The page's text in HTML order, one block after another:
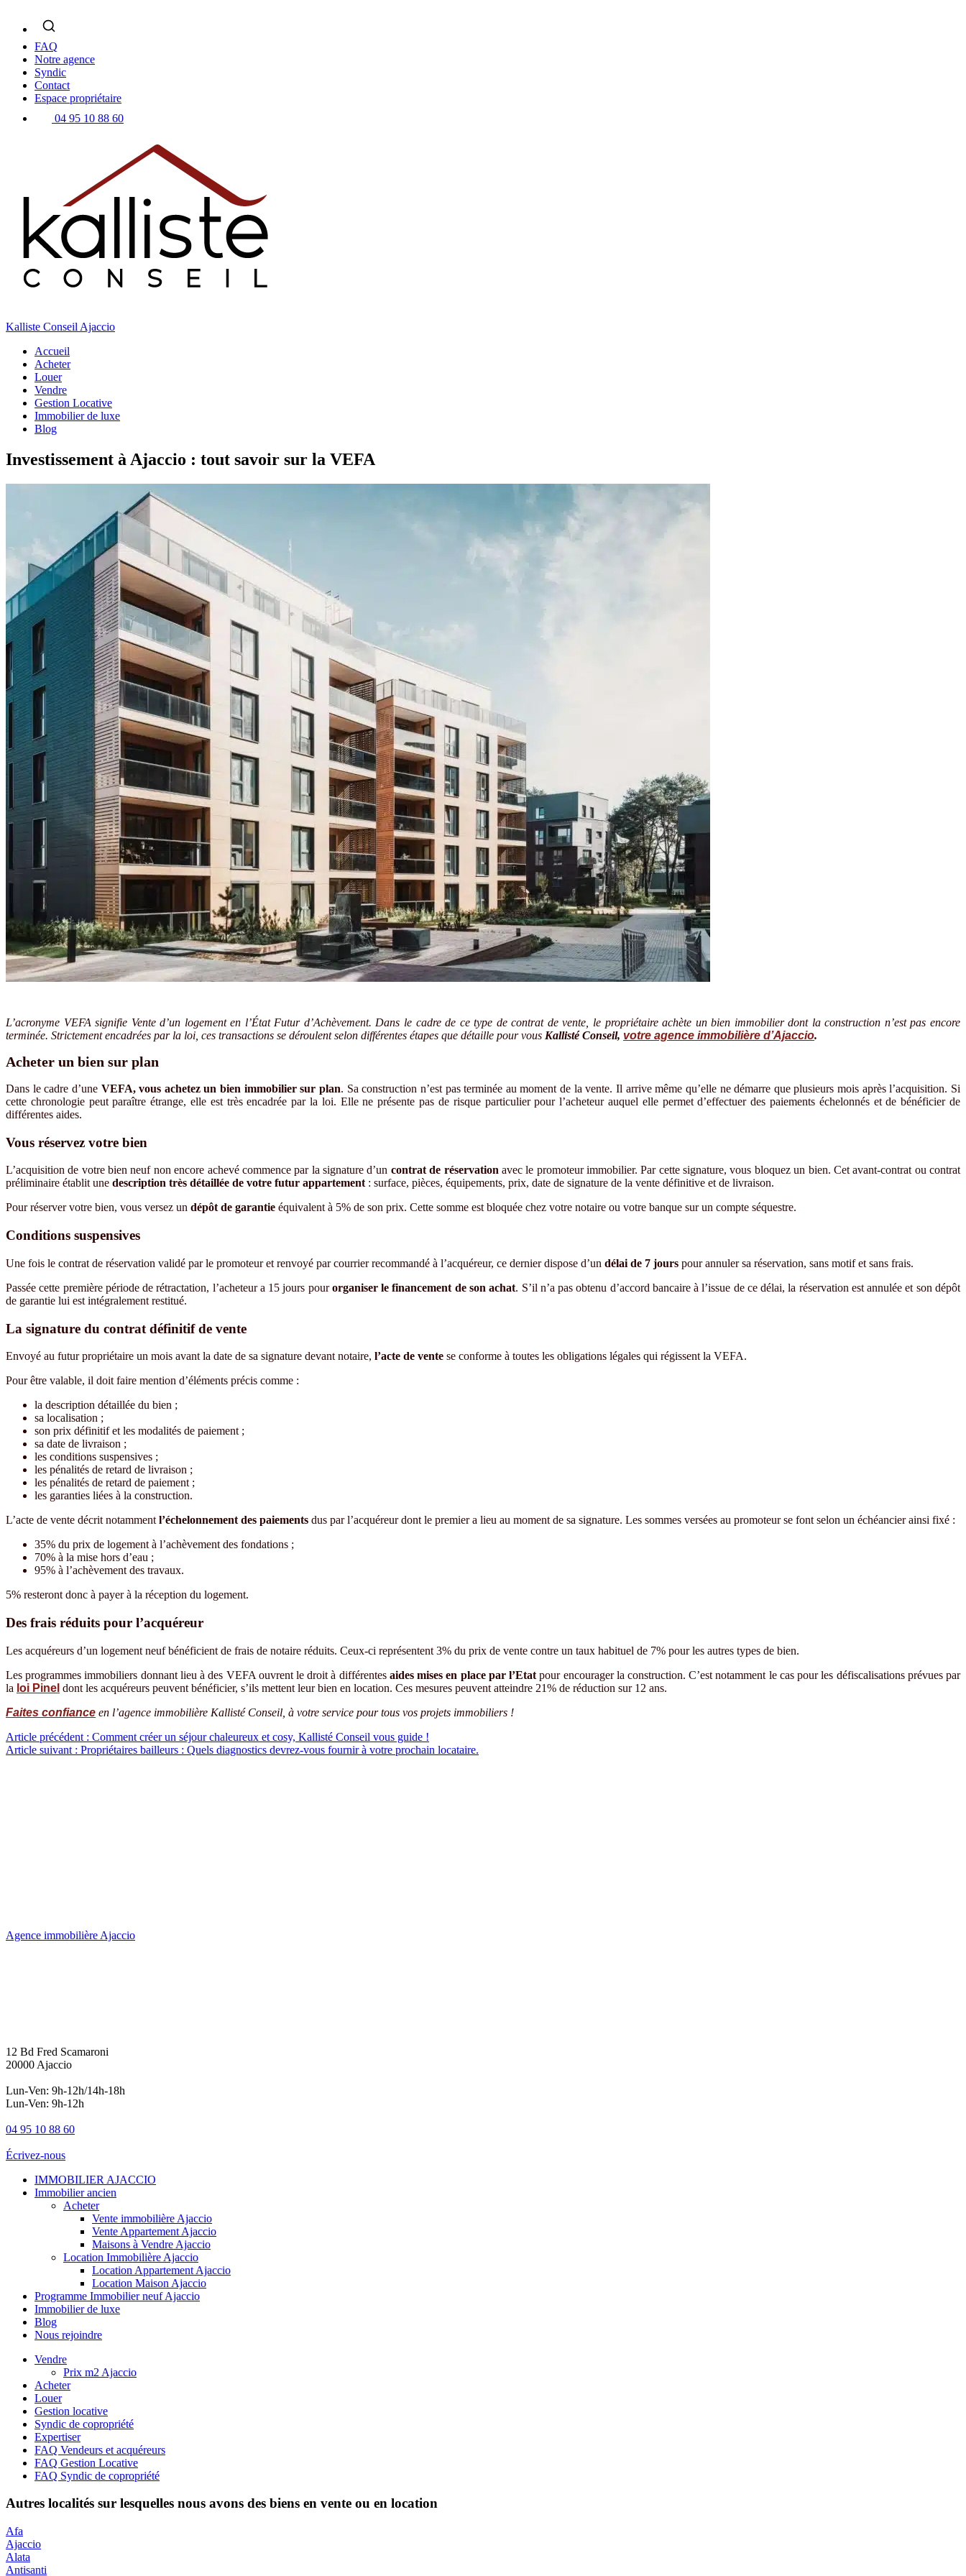
contentFAQ
Notre agence
Syndic
Contact
Espace propriétaire
04 95 10 88 60
Kalliste Conseil Ajaccio
Accueil
Acheter
Louer
Vendre
Gestion Locative
Immobilier de luxe
Blog
Investissement à Ajaccio : tout savoir sur la VEFA
L’acronyme VEFA signifie Vente d’un logement en l’État Futur d’Achèvement. Dans le cadre de ce type de contrat de vente, le propriétaire achète un bien immobilier dont la construction n’est pas encore
terminée. Strictement encadrées par la loi, ces transactions se déroulent selon différentes étapes que détaille pour vous Kallisté Conseil, votre agence immobilière d’Ajaccio.
Acheter un bien sur plan
Dans le cadre d’une VEFA, vous achetez un bien immobilier sur plan. Sa construction n’est pas terminée au moment de la vente. Il arrive même qu’elle ne démarre que plusieurs mois après l’acquisition. Si
cette chronologie peut paraître étrange, elle est très encadrée par la loi. Elle ne présente pas de risque particulier pour l’acheteur auquel elle permet d’effectuer des paiements échelonnés et de bénéficier de
différentes aides.
Vous réservez votre bien
L’acquisition de votre bien neuf non encore achevé commence par la signature d’un contrat de réservationavec le promoteur immobilier. Par cette signature, vous bloquez un bien. Cet avant-contrat ou contrat
préliminaire établit une description très détaillée de votre futur appartement: surface, pièces, équipements, prix, date de signature de la vente définitive et de livraison.
Pour réserver votre bien, vous versez un dépôt de garantie équivalent à 5% de son prix. Cette somme est bloquée chez votre notaire ou votre banque sur un compte séquestre.
Conditions suspensives
Une fois le contrat de réservation validé par le promoteur et renvoyé par courrier recommandé à l’acquéreur, ce dernier dispose d’un délai de 7 jours pour annuler sa réservation, sans motif et sans frais.
Passée cette première période de rétractation, l’acheteur a 15 jours pourorganiser le financement de son achat. S’il n’a pas obtenu d’accord bancaire à l’issue de ce délai, la réservation est annulée et son dépôt
de garantie lui est intégralement restitué.
La signature du contrat définitif de vente
Envoyé au futur propriétaire un mois avant la date de sa signature devant notaire, l’acte de vente se conforme à toutes les obligations légales qui régissent la VEFA.
Pour être valable, il doit faire mention d’éléments précis comme :
la description détaillée du bien ;
sa localisation ;
son prix définitif et les modalités de paiement ;
sa date de livraison ;
les conditions suspensives ;
les pénalités de retard de livraison ;
les pénalités de retard de paiement ;
les garanties liées à la construction.
L’acte de vente décrit notamment l’échelonnement des paiements dus par l’acquéreur dont le premier a lieu au moment de sa signature. Les sommes versées au promoteur se font selon un échéancier ainsi fixé :
35% du prix de logement à l’achèvement des fondations ;
70% à la mise hors d’eau ;
95% à l’achèvement des travaux.
5% resteront donc à payer à la réception du logement.
Des frais réduits pour l’acquéreur
Les acquéreurs d’un logement neuf bénéficient de frais de notaire réduits. Ceux-ci représentent 3% du prix de vente contre un taux habituel de 7% pour les autres types de bien.
Les programmes immobiliers donnant lieu à des VEFA ouvrent le droit à différentes aides mises en place par l’Etat pour encourager la construction. C’est notamment le cas pour les défiscalisations prévues par
la loi Pinel dont les acquéreurs peuvent bénéficier, s’ils mettent leur bien en location. Ces mesures peuvent atteindre 21% de réduction sur 12 ans.
Faites confiance en l’agence immobilière Kallisté Conseil, à votre service pour tous vos projets immobiliers !
Navigation
de
Article précédent : Comment créer un séjour chaleureux et cosy, Kallisté Conseil vous guide !
Article suivant : Propriétaires bailleurs : Quels diagnostics devrez-vous fournir à votre prochain locataire.
Agence immobilière Ajaccio
12 Bd Fred Scamaroni
20000 Ajaccio
Lun-Ven: 9h-12h/14h-18h
Lun-Ven: 9h-12h
04 95 10 88 60
Écrivez-nous
IMMOBILIER AJACCIO
Immobilier ancien
Acheter
Vente immobilière Ajaccio
Vente Appartement Ajaccio
Maisons à Vendre Ajaccio
Location Immobilière Ajaccio
Location Appartement Ajaccio
Location Maison Ajaccio
Programme Immobilier neuf Ajaccio
Immobilier de luxe
Blog
Nous rejoindre
Vendre
Prix m2 Ajaccio
Acheter
Louer
Gestion locative
Syndic de copropriété
Expertiser
FAQ Vendeurs et acquéreurs
FAQ Gestion Locative
FAQ Syndic de copropriété
Autres localités sur lesquelles nous avons des biens en vente ou en location
Afa
Ajaccio
Alata
Antisanti